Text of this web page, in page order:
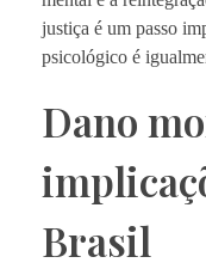
justiça é um passo
psicológico é
Dano
Brasil